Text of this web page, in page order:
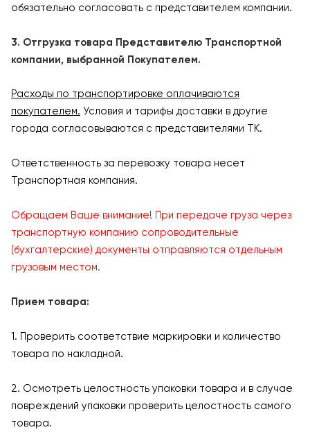
обязательно согласовать с представителем компании.
3. Отгрузка товара Представителю Транспортной
компании, выбранной Покупателем.
Расходы по транспортировке оплачиваются
покупателем. Условия и тарифы доставки в другие
города согласовываются с представителями ТК.
Ответственность за перевозку товара несет
Транспортная компания.
Обращаем Ваше внимание! При передаче груза через
транспортную компанию сопроводительные
(бухгалтерские) документы отправляются отдельным
грузовым местом.
Прием товара:
1. Проверить соответствие маркировки и количество
товара по накладной.
2. Осмотреть целостность упаковки товара и в случае
повреждений упаковки проверить целостность самого
товара.